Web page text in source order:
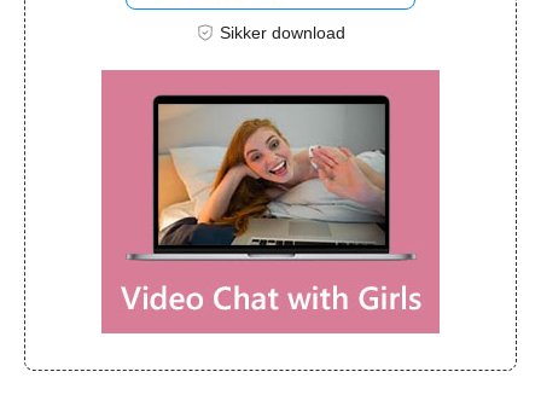
Sikker download